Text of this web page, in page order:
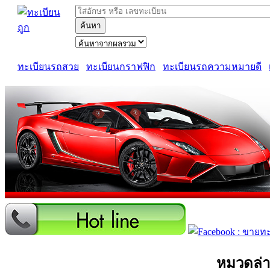
ค้นหา
ทะเบียนรถสวย ทะเบียนกราฟฟิก ทะเบียนรถความหมายดี
หมวดล่